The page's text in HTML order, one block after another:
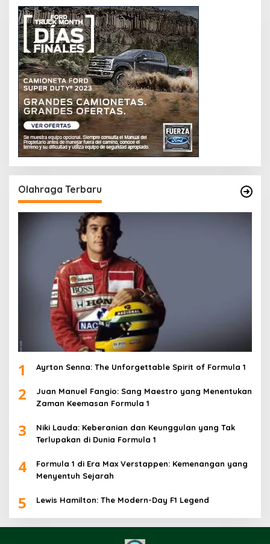
Olahraga Terbaru
1 Ayrton Senna: The Unforgettable Spirit of Formula 1
2
Juan Manuel Fangio: Sang Maestro yang Menentukan
Zaman Keemasan Formula 1
3
Niki Lauda: Keberanian dan Keunggulan yang Tak
Terlupakan di Dunia Formula 1
4
Formula 1 di Era Max Verstappen: Kemenangan yang
Menyentuh Sejarah
5 Lewis Hamilton: The Modern-Day F1 Legend